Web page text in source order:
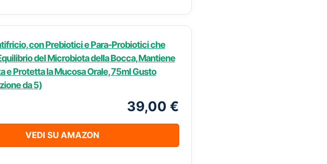
con Prebiotici e Para-Probiotici che
del Microbiota della Bocca, Mantiene
e Protetta la Mucosa Orale, 75ml Gusto
da 5)
39,00 €
VEDI SU AMAZON